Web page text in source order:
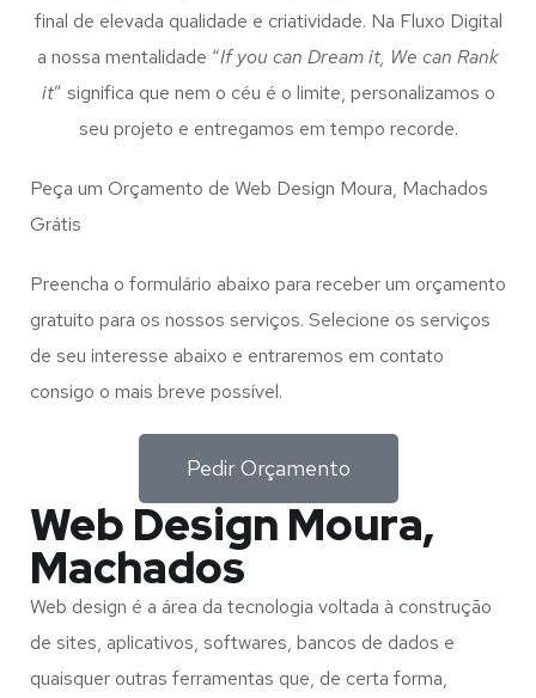
final de elevada qualidade e criatividade. Na Fluxo Digital
a nossa mentalidade “If you can Dream it, We can Rank
it” significa que nem o céu é o limite, personalizamos o
seu projeto e entregamos em tempo recorde.
Peça um Orçamento de Web Design Moura, Machados
Grátis
Preencha o formulário abaixo para receber um orçamento
gratuito para os nossos serviços. Selecione os serviços
de seu interesse abaixo e entraremos em contato
consigo o mais breve possível.
Pedir Orçamento
Web Design Moura,
Machados
Web design é a área da tecnologia voltada à construção
de sites, aplicativos, softwares, bancos de dados e
quaisquer outras ferramentas que, de certa forma,